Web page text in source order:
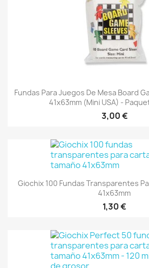
Fundas Para Juegos De Mesa Board
41x63mm (mini USA) -
3,00 €
Giochix 100 Fundas Transparentes
41x63mm
1,30 €